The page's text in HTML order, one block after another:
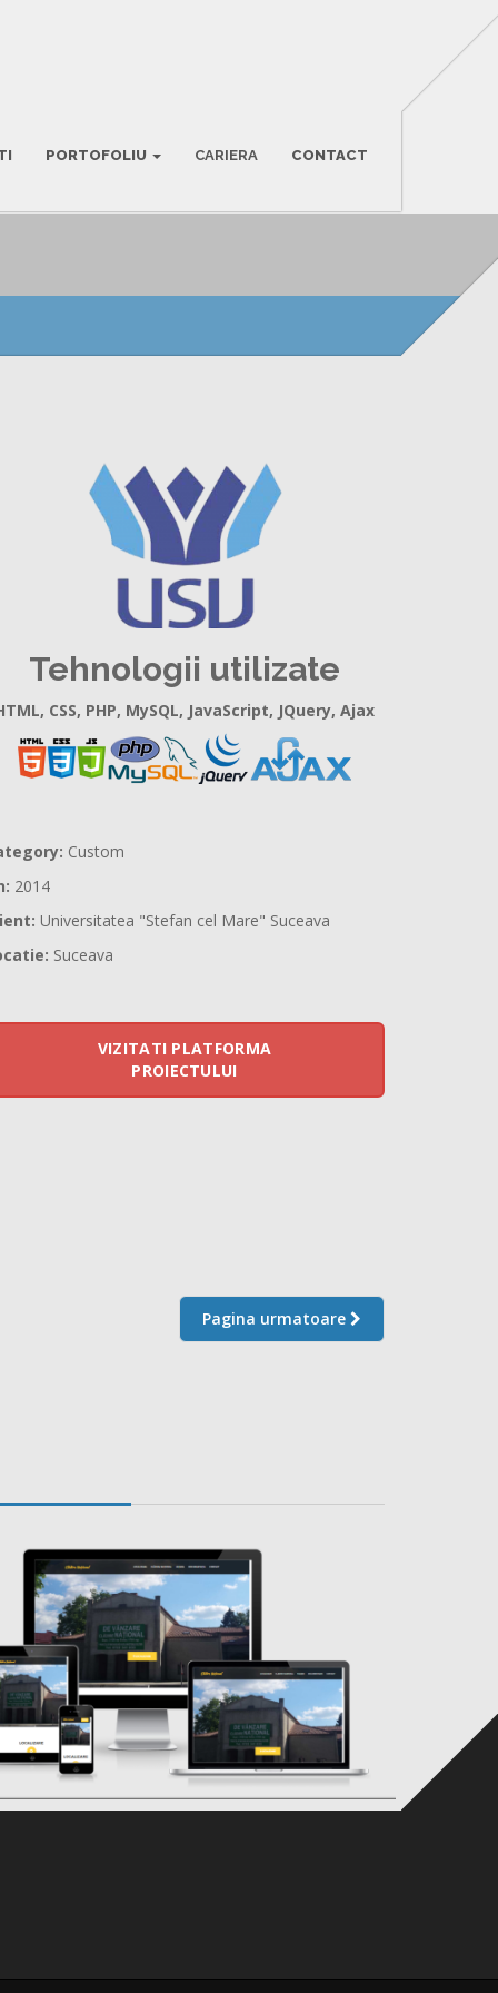
PORTOFOLIU CARIERA CONTACT
Tehnologii utilizate
CSS, PHP, MySQL, JavaScript, JQuery, Ajax
Custom
2014
Universitatea "Stefan cel Mare" Suceava
Suceava
VIZITATI PLATFORMA
PROIECTULUI
Pagina urmatoare